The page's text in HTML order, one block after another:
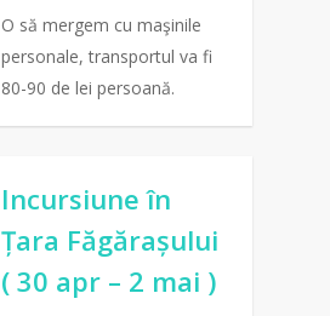
O să mergem cu maşinile
personale, transportul va fi
80-90 de lei persoană.
Incursiune în
Țara Făgărașului
( 30 apr – 2 mai )